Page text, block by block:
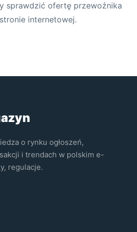
sprawdzić ofertę przewoźnika
internetowej.
o rynku ogłoszeń,
i trendach w polskim e-
regulacje.